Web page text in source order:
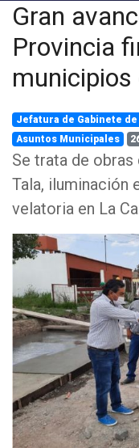
Gran
Provincia
municipios
Jefatura de Gabinete
Asuntos Municipales
Se trata de
Tala, iluminación
velatoria en La